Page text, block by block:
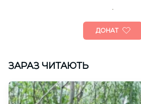
ДОНАТ
ЗАРАЗ ЧИТАЮТЬ